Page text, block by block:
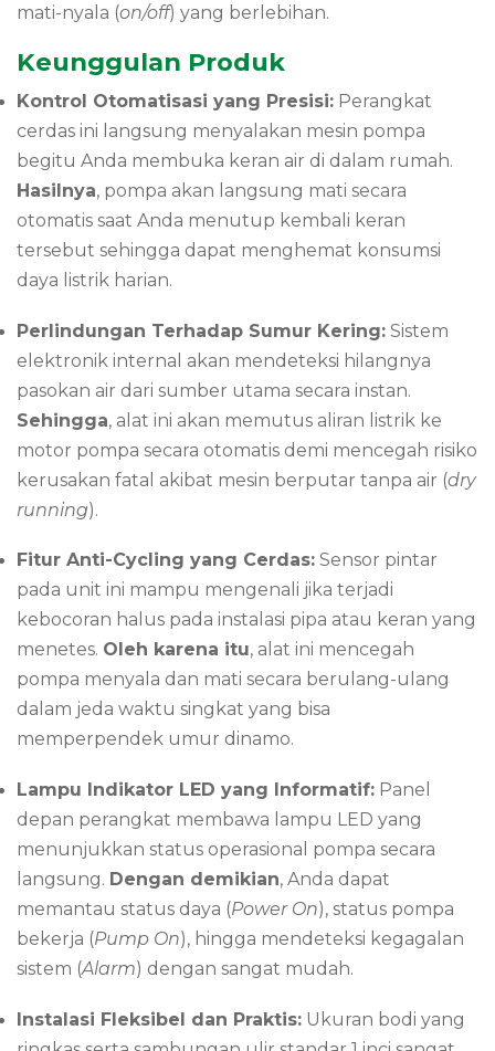
mati-nyala (on/off) yang berlebihan.
Keunggulan Produk
Kontrol Otomatisasi yang Presisi: Perangkat
cerdas ini langsung menyalakan mesin pompa
begitu Anda membuka keran air di dalam rumah.
Hasilnya, pompa akan langsung mati secara
otomatis saat Anda menutup kembali keran
tersebut sehingga dapat menghemat konsumsi
daya listrik harian.
Perlindungan Terhadap Sumur Kering: Sistem
elektronik internal akan mendeteksi hilangnya
pasokan air dari sumber utama secara instan.
Sehingga, alat ini akan memutus aliran listrik ke
motor pompa secara otomatis demi mencegah risiko
kerusakan fatal akibat mesin berputar tanpa air (dry
running).
Fitur Anti-Cycling yang Cerdas: Sensor pintar
pada unit ini mampu mengenali jika terjadi
kebocoran halus pada instalasi pipa atau keran yang
menetes. Oleh karena itu, alat ini mencegah
pompa menyala dan mati secara berulang-ulang
dalam jeda waktu singkat yang bisa
memperpendek umur dinamo.
Lampu Indikator LED yang Informatif: Panel
depan perangkat membawa lampu LED yang
menunjukkan status operasional pompa secara
langsung. Dengan demikian, Anda dapat
memantau status daya (Power On), status pompa
bekerja (Pump On), hingga mendeteksi kegagalan
sistem (Alarm) dengan sangat mudah.
Instalasi Fleksibel dan Praktis: Ukuran bodi yang